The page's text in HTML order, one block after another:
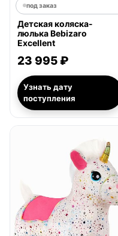
под заказ
Детская коляска-
люлька Bebizaro
Excellent
23 995 ₽
Узнать дату
поступления